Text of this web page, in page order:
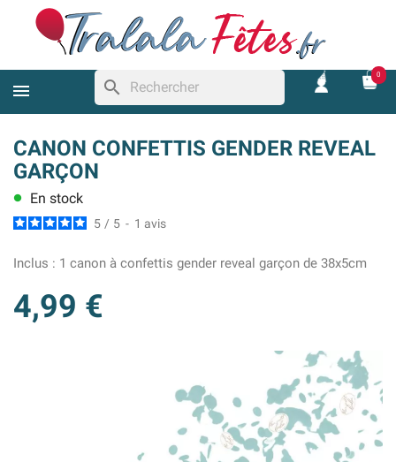
search
0
CANON CONFETTIS GENDER REVEAL
GARÇON
lens En stock
5 / 5 - 1 avis
Inclus : 1 canon à confettis gender reveal garçon de 38x5cm
4,99 €